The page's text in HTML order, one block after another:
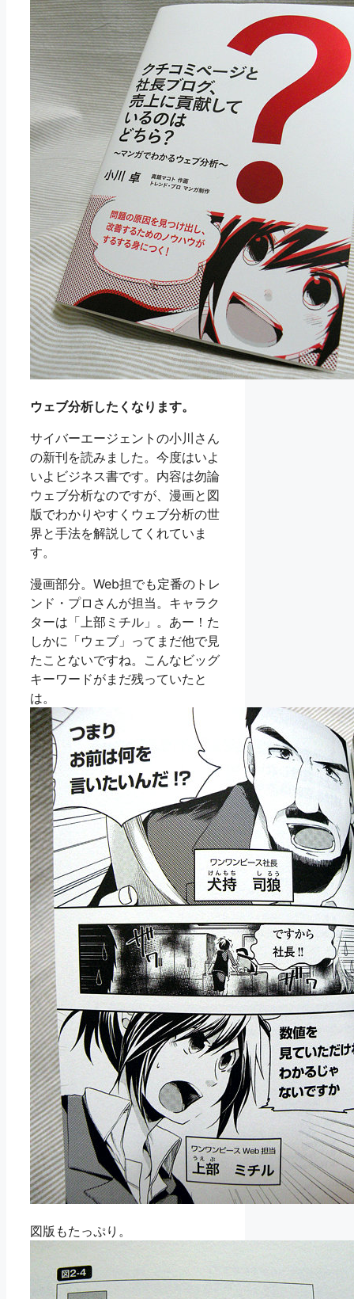
ウェブ分析したくなります。
サイバーエージェントの小川さん
の新刊を読みました。今度はいよ
いよビジネス書です。内容は勿論
ウェブ分析なのですが、漫画と図
版でわかりやすくウェブ分析の世
界と手法を解説してくれていま
す。
漫画部分。Web担でも定番のトレ
ンド・プロさんが担当。キャラク
ターは「上部ミチル」。あー！た
しかに「ウェブ」ってまだ他で見
たことないですね。こんなビッグ
キーワードがまだ残っていたと
は。
図版もたっぷり。